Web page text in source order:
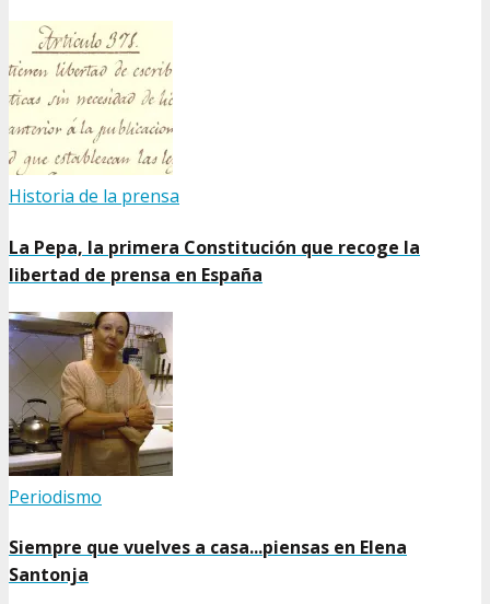
Historia de la prensa
La Pepa, la primera Constitución que recoge la
libertad de prensa en España
Periodismo
Siempre que vuelves a casa...piensas en Elena
Santonja